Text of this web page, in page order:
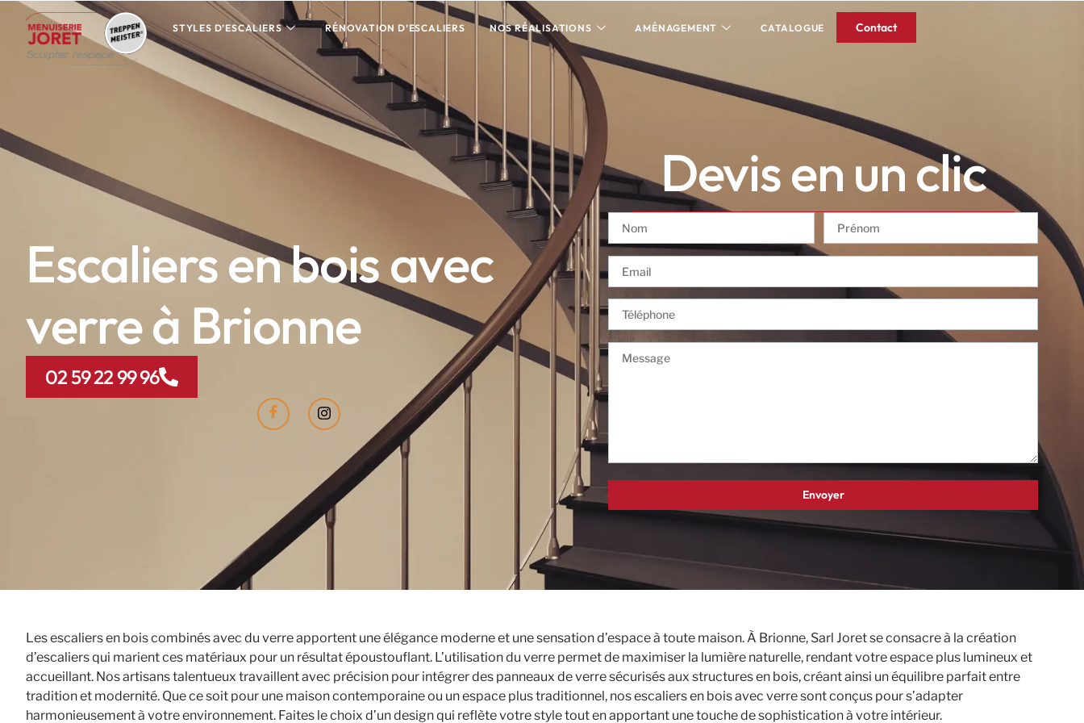
STYLES D’ESCALIERS RÉNOVATION D’ESCALIERS NOS RÉALISATIONS AMÉNAGEMENT CATALOGUE Contact
Escaliers en bois avec
verre à Brionne
02 59 22 99 96
Devis en un clic
Les escaliers en bois combinés avec du verre apportent une élégance moderne et une sensation d’espace à toute maison. À Brionne, Sarl Joret se consacre à la création
d’escaliers qui marient ces matériaux pour un résultat époustouflant. L’utilisation du verre permet de maximiser la lumière naturelle, rendant votre espace plus lumineux et
accueillant. Nos artisans talentueux travaillent avec précision pour intégrer des panneaux de verre sécurisés aux structures en bois, créant ainsi un équilibre parfait entre
tradition et modernité. Que ce soit pour une maison contemporaine ou un espace plus traditionnel, nos escaliers en bois avec verre sont conçus pour s’adapter
harmonieusement à votre environnement. Faites le choix d’un design qui reflète votre style tout en apportant une touche de sophistication à votre intérieur.